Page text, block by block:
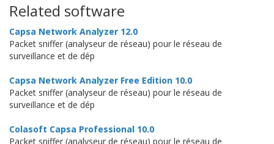
Related software
Capsa Network Analyzer 12.0
Packet sniffer (analyseur de réseau) pour le réseau de
surveillance et de dép
Capsa Network Analyzer Free Edition 10.0
Packet sniffer (analyseur de réseau) pour le réseau de
surveillance et de dép
Colasoft Capsa Professional 10.0
Packet sniffer (analyseur de réseau) pour le réseau de